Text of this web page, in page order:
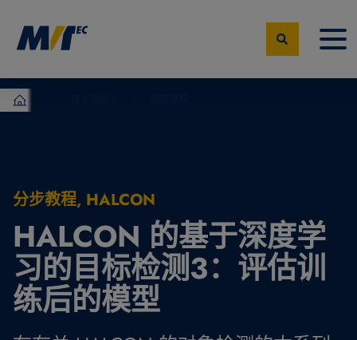
MVTec Software – 机器视觉专家
分步教程, HALCON
HALCON 的基于深度学
习的目标检测3：评估训
练后的模型